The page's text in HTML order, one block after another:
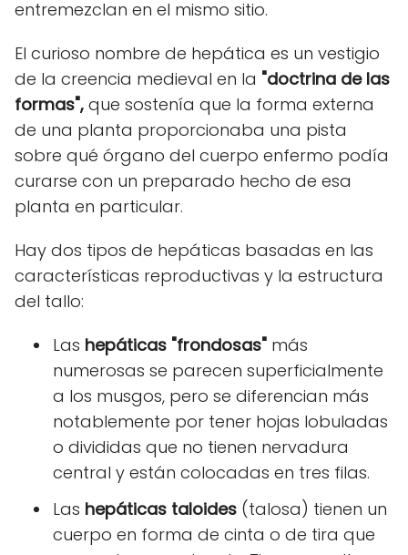
entremezclan en el mismo sitio.
El curioso nombre de hepática es un vestigio
de la creencia medieval en la "doctrina de las
formas", que sostenía que la forma externa
de una planta proporcionaba una pista
sobre qué órgano del cuerpo enfermo podía
curarse con un preparado hecho de esa
planta en particular.
Hay dos tipos de hepáticas basadas en las
características reproductivas y la estructura
del tallo:
Las hepáticas "frondosas" más
numerosas se parecen superficialmente
a los musgos, pero se diferencian más
notablemente por tener hojas lobuladas
o divididas que no tienen nervadura
central y están colocadas en tres filas.
Las hepáticas taloides (talosa) tienen un
cuerpo en forma de cinta o de tira que